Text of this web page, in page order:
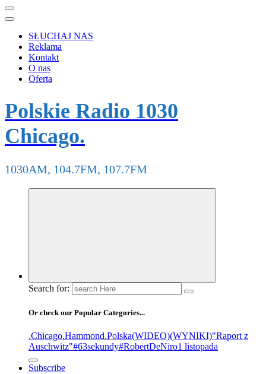
SŁUCHAJ NAS
Reklama
Kontakt
O nas
Oferta
Polskie Radio 1030
Chicago.
1030AM, 104.7FM, 107.7FM
Search for:
Or check our Popular Categories...
.Chicago.Hammond.Polska(WIDEO)(WYNIKI)"Raport z
Auschwitz"#63sekundy#RobertDeNiro1 listopada
Subscribe